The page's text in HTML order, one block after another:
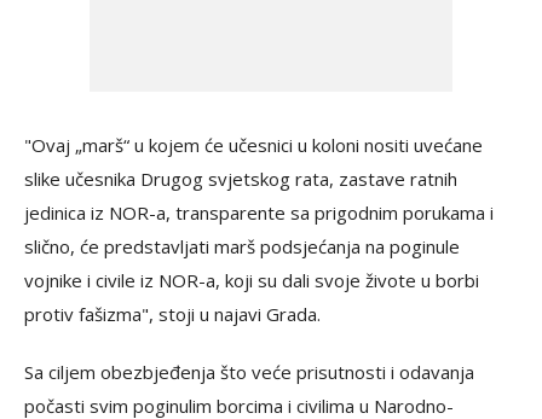
"Ovaj „marš“ u kojem će učesnici u koloni nositi uvećane
slike učesnika Drugog svjetskog rata, zastave ratnih
jedinica iz NOR-a, transparente sa prigodnim porukama i
slično, će predstavljati marš podsjećanja na poginule
vojnike i civile iz NOR-a, koji su dali svoje živote u borbi
protiv fašizma", stoji u najavi Grada.
Sa ciljem obezbjeđenja što veće prisutnosti i odavanja
počasti svim poginulim borcima i civilima u Narodno-